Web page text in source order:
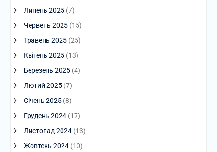
Липень 2025(7)
Червень 2025(15)
Травень 2025(25)
Квітень 2025(13)
Березень 2025(4)
Лютий 2025(7)
Січень 2025(8)
Грудень 2024(17)
Листопад 2024(13)
Жовтень 2024(10)